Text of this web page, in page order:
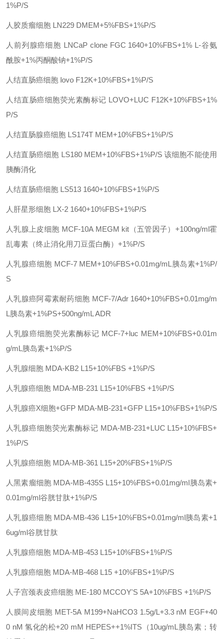
1%P/S
人胶质瘤细胞 LN229 DMEM+5%FBS+1%P/S
人前列腺癌细胞 LNCaP clone FGC 1640+10%FBS+1% L-谷氨
酰胺+1%丙酮酸钠+1%P/S
人结直肠癌细胞 lovo F12K+10%FBS+1%P/S
人结直肠癌细胞荧光素酶标记 LOVO+LUC F12K+10%FBS+1%
P/S
人结直肠腺癌细胞 LS174T MEM+10%FBS+1%P/S
人结直肠癌细胞 LS180 MEM+10%FBS+1%P/S 该细胞不能使用
胰酶消化
人结直肠癌细胞 LS513 1640+10%FBS+1%P/S
人肝星形细胞 LX-2 1640+10%FBS+1%P/S
人乳腺上皮细胞 MCF-10A MEGM kit（五管因子）+100ng/ml霍
乱毒素（终止消化用刀豆蛋白酶）+1%P/S
人乳腺癌细胞 MCF-7 MEM+10%FBS+0.01mg/mL胰岛素+1%P/
S
人乳腺癌阿霉素耐药细胞 MCF-7/Adr 1640+10%FBS+0.01mg/m
L胰岛素+1%PS+500ng/mL ADR
人乳腺癌细胞荧光素酶标记 MCF-7+luc MEM+10%FBS+0.01m
g/mL胰岛素+1%P/S
人乳腺细胞 MDA-KB2 L15+10%FBS +1%P/S
人乳腺癌细胞 MDA-MB-231 L15+10%FBS +1%P/S
人乳腺癌X细胞+GFP MDA-MB-231+GFP L15+10%FBS+1%P/S
人乳腺癌细胞荧光素酶标记 MDA-MB-231+LUC L15+10%FBS+
1%P/S
人乳腺癌细胞 MDA-MB-361 L15+20%FBS+1%P/S
人黑素瘤细胞 MDA-MB-435S L15+10%FBS+0.01mg/ml胰岛素+
0.01mg/ml谷胱甘肽+1%P/S
人乳腺癌细胞 MDA-MB-436 L15+10%FBS+0.01mg/ml胰岛素+1
6ug/ml谷胱甘肽
人乳腺癌细胞 MDA-MB-453 L15+10%FBS+1%P/S
人乳腺癌细胞 MDA-MB-468 L15 +10%FBS+1%P/S
人子宫颈表皮癌细胞 ME-180 MCCOY'S 5A+10%FBS +1%P/S
人膜间皮细胞 MET-5A M199+NaHCO3 1.5g/L+3.3 nM EGF+40
0 nM 氢化的松+20 mM HEPES++1%ITS（10ug/mL胰岛素；转